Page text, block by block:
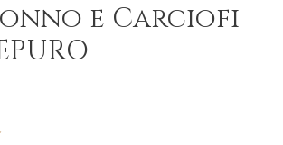
e Carciofi